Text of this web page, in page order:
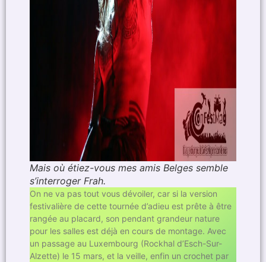
Mais où étiez-vous mes amis Belges semble
s’interroger Frah.
On ne va pas tout vous dévoiler, car si la version
festivalière de cette tournée d’adieu est prête à être
rangée au placard, son pendant grandeur nature
pour les salles est déjà en cours de montage. Avec
un passage au Luxembourg (Rockhal d’Esch-Sur-
Alzette) le 15 mars, et la veille, enfin un crochet par